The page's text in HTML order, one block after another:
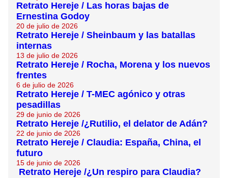
Retrato Hereje / Las horas bajas de
Ernestina Godoy
20 de julio de 2026
Retrato Hereje / Sheinbaum y las batallas
internas
13 de julio de 2026
Retrato Hereje / Rocha, Morena y los nuevos
frentes
6 de julio de 2026
Retrato Hereje / T-MEC agónico y otras
pesadillas
29 de junio de 2026
Retrato Hereje /¿Rutilio, el delator de Adán?
22 de junio de 2026
Retrato Hereje / Claudia: España, China, el
futuro
15 de junio de 2026
Retrato Hereje /¿Un respiro para Claudia?